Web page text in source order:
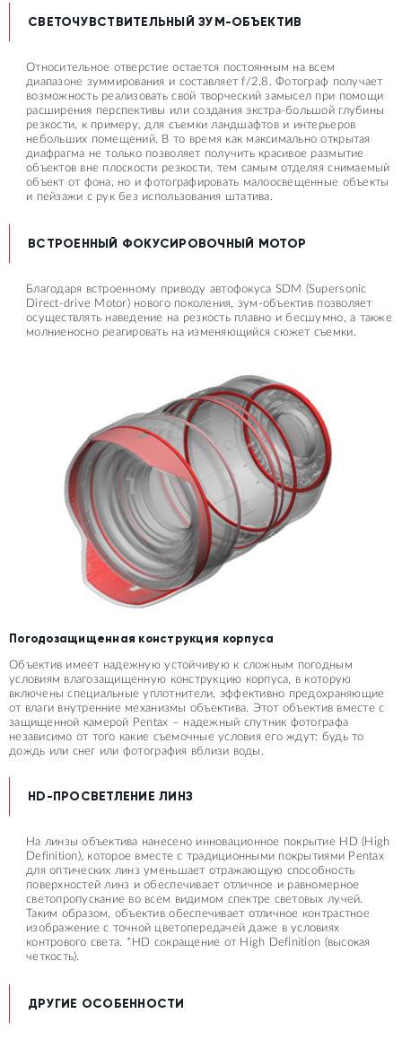
СВЕТОЧУВСТВИТЕЛЬНЫЙ ЗУМ-ОБЪЕКТИВ
Относительное отверстие остается постоянным на всем
диапазоне зуммирования и составляет f/2.8. Фотограф получает
возможность реализовать свой творческий замысел при помощи
расширения перспективы или создания экстра-большой глубины
резкости, к примеру, для съемки ландшафтов и интерьеров
небольших помещений. В то время как максимально открытая
диафрагма не только позволяет получить красивое размытие
объектов вне плоскости резкости, тем самым отделяя снимаемый
объект от фона, но и фотографировать малоосвещенные объекты
и пейзажи с рук без использования штатива.
ВСТРОЕННЫЙ ФОКУСИРОВОЧНЫЙ МОТОР
Благодаря встроенному приводу автофокуса SDM (Supersonic
Direct-drive Motor) нового поколения, зум-объектив позволяет
осуществлять наведение на резкость плавно и бесшумно, а также
молниеносно реагировать на изменяющийся сюжет съемки.
Погодозащищенная конструкция корпуса
Объектив имеет надежную устойчивую к сложным погодным
условиям влагозащищенную конструкцию корпуса, в которую
включены специальные уплотнители, эффективно предохраняющие
от влаги внутренние механизмы объектива. Этот объектив вместе с
защищенной камерой Pentax – надежный спутник фотографа
независимо от того какие съемочные условия его ждут: будь то
дождь или снег или фотография вблизи воды.
HD-ПРОСВЕТЛЕНИЕ ЛИНЗ
На линзы объектива нанесено инновационное покрытие HD (High
Definition), которое вместе с традиционными покрытиями Pentax
для оптических линз уменьшает отражающую способность
поверхностей линз и обеспечивает отличное и равномерное
светопропускание во всем видимом спектре световых лучей.
Таким образом, объектив обеспечивает отличное контрастное
изображение с точной цветопередачей даже в условиях
контрового света. *HD сокращение от High Definition (высокая
четкость).
ДРУГИЕ ОСОБЕННОСТИ